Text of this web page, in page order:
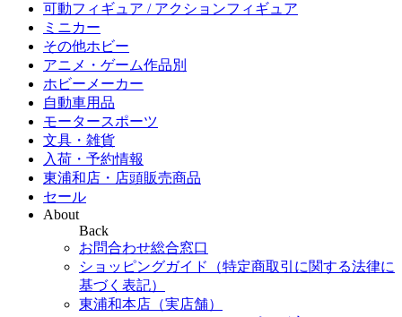
可動フィギュア / アクションフィギュア
ミニカー
その他ホビー
アニメ・ゲーム作品別
ホビーメーカー
自動車用品
モータースポーツ
文具・雑貨
入荷・予約情報
東浦和店・店頭販売商品
セール
About
Back
お問合わせ総合窓口
ショッピングガイド（特定商取引に関する法律に
基づく表記）
東浦和本店（実店舗）